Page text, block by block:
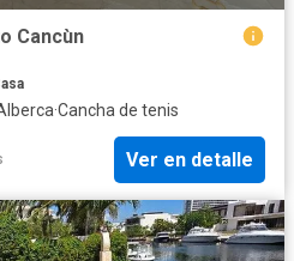
Cancùn
·Cancha de tenis
Ver en detalle